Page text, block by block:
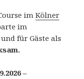
imKölner
im
für Gäste als
–